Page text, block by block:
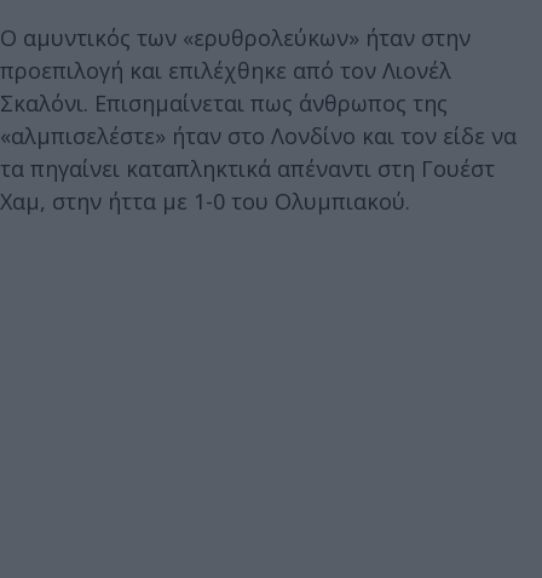
Ο αμυντικός των «ερυθρολεύκων» ήταν στην
προεπιλογή και επιλέχθηκε από τον Λιονέλ
Σκαλόνι. Επισημαίνεται πως άνθρωπος της
«αλμπισελέστε» ήταν στο Λονδίνο και τον είδε να
τα πηγαίνει καταπληκτικά απέναντι στη Γουέστ
Χαμ, στην ήττα με 1-0 του Ολυμπιακού.